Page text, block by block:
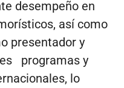
desempeño en
así como
presentador y
programas y
lo